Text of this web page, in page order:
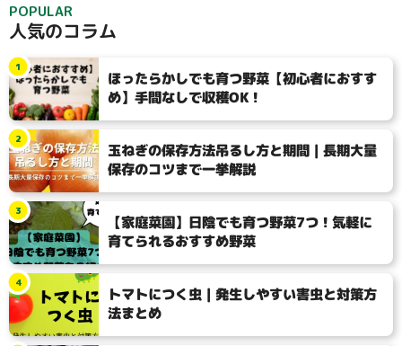
タイプ
大テーマ ハーブ類
小テーマ
絞り込み
POPULAR
人気のコラム
ほったらかしでも育つ野菜【初心者におすす
め】手間なしで収穫OK！
1
玉ねぎの保存方法吊るし方と期間｜長期大量
保存のコツまで一挙解説
2
【家庭菜園】日陰でも育つ野菜7つ！気軽に
育てられるおすすめ野菜
3
トマトにつく虫｜発生しやすい害虫と対策方
法まとめ
4